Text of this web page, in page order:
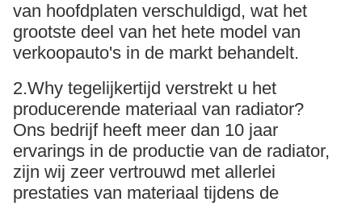
van hoofdplaten verschuldigd, wat het
grootste deel van het hete model van
verkoopauto's in de markt behandelt.
2.Why tegelijkertijd verstrekt u het
producerende materiaal van radiator?
Ons bedrijf heeft meer dan 10 jaar
ervarings in de productie van de radiator,
zijn wij zeer vertrouwd met allerlei
prestaties van materiaal tijdens de